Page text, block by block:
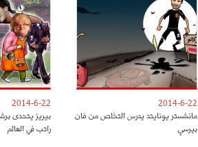
2014-6-22
مانشستر يونايتد يدرس التخلص من فان
بيرسي
2014-6-22
بيريز يتحدى
راتب في العالم